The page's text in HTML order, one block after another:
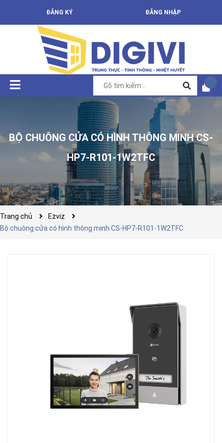
ĐĂNG KÝ ĐĂNG NHẬP
BỘ CHUÔNG CỬA CÓ HÌNH THÔNG MINH CS-
HP7-R101-1W2TFC
Trang chủ
Ezviz
Bộ chuông cửa có hình thông minh CS-HP7-R101-1W2TFC